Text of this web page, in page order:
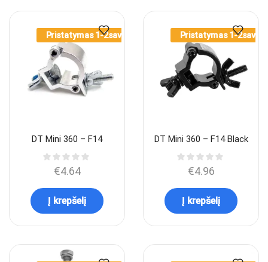
Pristatymas 1-2sav.
DT Mini 360 – F14
€4.64
Į krepšelį
Pristatymas 1-2sav.
DT Mini 360 – F14 Black
€4.96
Į krepšelį